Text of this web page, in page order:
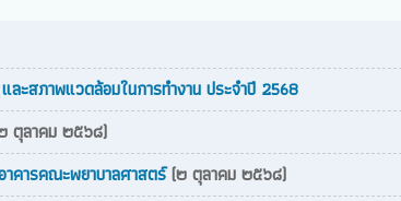
ะสภาพแวดล้อมในการทำงาน ประจำปี 2568
ตุลาคม ๒๕๖๘)
าคารคณะพยาบาลศาสตร์(๒ ตุลาคม ๒๕๖๘)